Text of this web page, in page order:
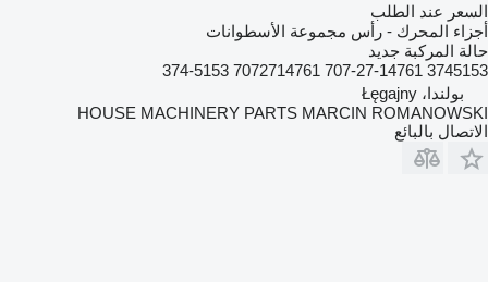
السعر عند الطلب
أجزاء المحرك - رأس مجموعة الأسطوانات
حالة المركبة جديد
3745153 707-27-14761 7072714761 374-5153
بولندا، Łęgajny
HOUSE MACHINERY PARTS MARCIN ROMANOWSKI
الاتصال بالبائع